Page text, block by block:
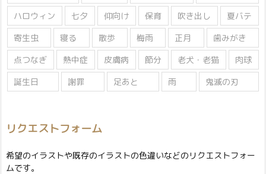
ハロウィン
七夕 仰向け 保育 吹き出し
夏バテ
寄生虫
寝る 散歩 梅雨 正月
歯みがき
点つなぎ
熱中症 皮膚病 節分 老犬・老猫
肉球
誕生日
謝罪 足あと 雨 鬼滅の刃
リクエストフォーム
希望のイラストや既存のイラストの色違いなどのリクエストフォー
ムです。